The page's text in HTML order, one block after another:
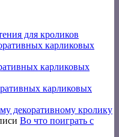
для кроликов
карликовых
карликовых
карликовых
декоративному кролику
Во что поиграть с